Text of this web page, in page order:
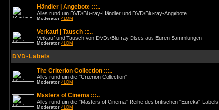
Händler | Angebote :::..
Alles rund um DVD/Blu-ray-Händler und DVD/Blu-ray-Angebote
Moderator 4LOM
Verkauf | Tausch :::..
Verkauf und Tausch von DVDs/Blu-ray Discs aus Euren Sammlungen
Moderator 4LOM
DVD-Labels
The Criterion Collection :::..
Alles rund um die "Criterion Collection"
Moderator 4LOM
Masters of Cinema :::..
Alles rund um die "Masters of Cinema"-Reihe des britischen "Eureka"-Labels
Moderator 4LOM